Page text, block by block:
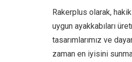
Rakerplus olarak,
uygun ayakkabıları
tasarımlarımız ve
zaman en iyisini